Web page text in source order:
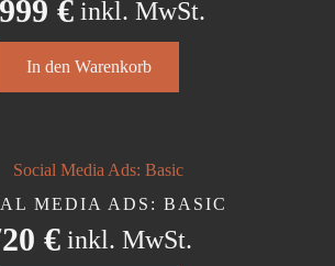
auf
Produktseite
€ inkl. MwSt.
In den Warenkorb
MEDIA ADS: BASIC
€ inkl. MwSt.